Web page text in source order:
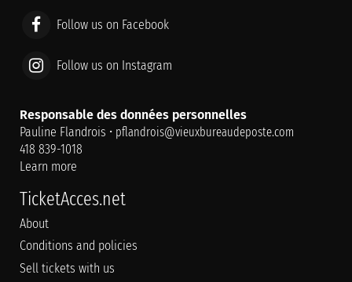
Follow us on Facebook
Follow us on Instagram
Responsable des données personnelles
Pauline Flandrois • pflandrois@vieuxbureaudeposte.com
418 839-1018
Learn more
TicketAcces.net
About
Conditions and policies
Sell tickets with us